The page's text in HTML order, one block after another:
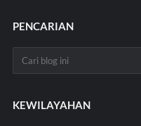
PENCARIAN
KEWILAYAHAN